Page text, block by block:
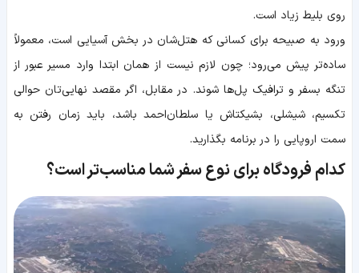
روی بلیط زیاد است.
ورود به صبیحه برای کسانی که هتل‌شان در بخش آسیایی است، معمولاً
ساده‌تر پیش می‌رود؛ چون لازم نیست از همان ابتدا وارد مسیر عبور از
تنگه بسفر و ترافیک پل‌ها شوند. در مقابل، اگر مقصد نهایی‌تان حوالی
تکسیم، شیشلی، بشیکتاش یا سلطان‌احمد باشد، باید زمان رفتن به
سمت اروپایی را در برنامه بگذارید.
کدام فرودگاه برای نوع سفر شما مناسب‌تر است؟